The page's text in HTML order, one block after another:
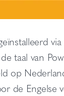
taal van
op
de Engelse